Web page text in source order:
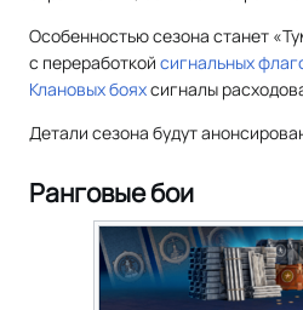
Особенностью сезона станет
с переработкой сигнальных
Клановых бояхсигналы
Детали сезона будут
Ранговые бои